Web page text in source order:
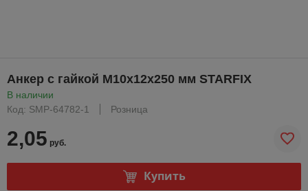
Анкер с гайкой М10х12х250 мм STARFIX
В наличии
Код: SMP-64782-1
Розница
2,05 руб.
Купить